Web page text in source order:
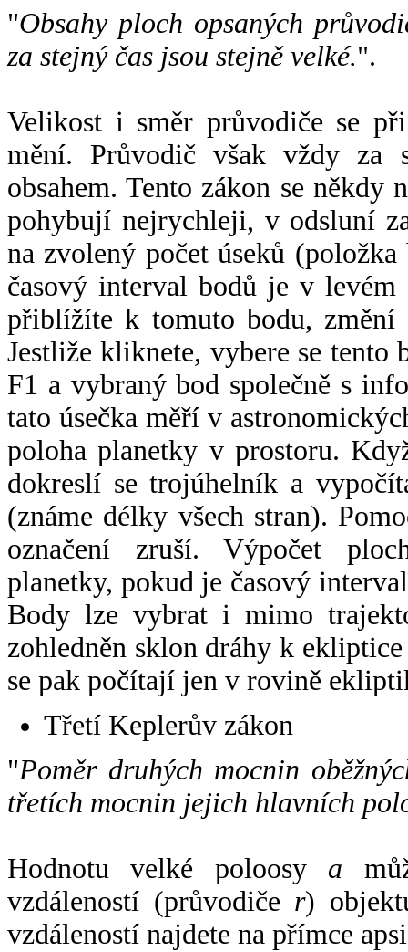
"Obsahy ploch opsaných
za stejný čas jsou stejně velké.".
Velikost i směr průvodiče se
mění. Průvodič však vždy za
obsahem. Tento zákon se někdy
pohybují nejrychleji, v odsluní
na zvolený počet úseků
časový interval bodů je v
přiblížíte k tomuto bodu,
Jestliže kliknete, vybere se tento
F1 a vybraný bod společně s
tato úsečka měří v
poloha planetky v prostoru.
dokreslí se trojúhelník a
(známe délky všech stran).
označení zruší. Výpočet
planetky, pokud je časový
Body lze vybrat i mimo
zohledněn sklon dráhy k
se pak počítají jen v rovině
Třetí Keplerův zákon
"Poměr druhých mocnin
třetích mocnin jejich hlavních
Hodnotu velké poloosy a
vzdáleností (průvodiče r)
vzdáleností najdete na přímce